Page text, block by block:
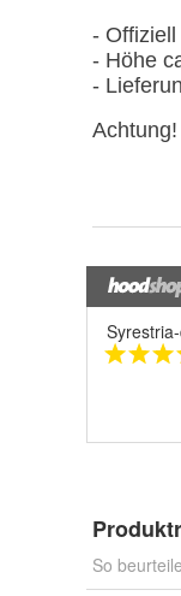
So